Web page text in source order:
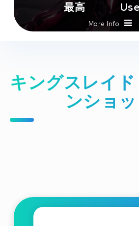
最高
More Info
キングスレイ
ンショ